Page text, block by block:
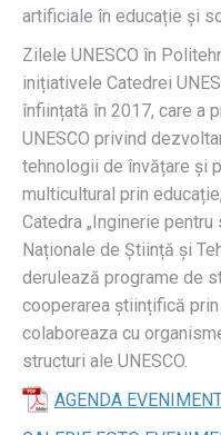
artificiale în educație și
Zilele UNESCO în
inițiativele Catedrei
înființată în 2017, care a
UNESCO privind
tehnologii de învățare și
multicultural prin
Catedra „Inginerie
Naționale de Știință și
derulează programe de
cooperarea științifică
colaboreaza cu
structuri ale UNESCO.
AGENDA